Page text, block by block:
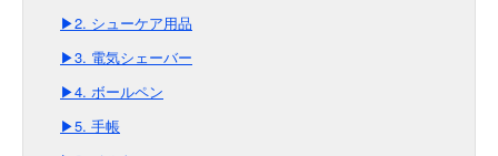
▶2. シューケア用品
▶3. 電気シェーバー
▶4. ボールペン
▶5. 手帳